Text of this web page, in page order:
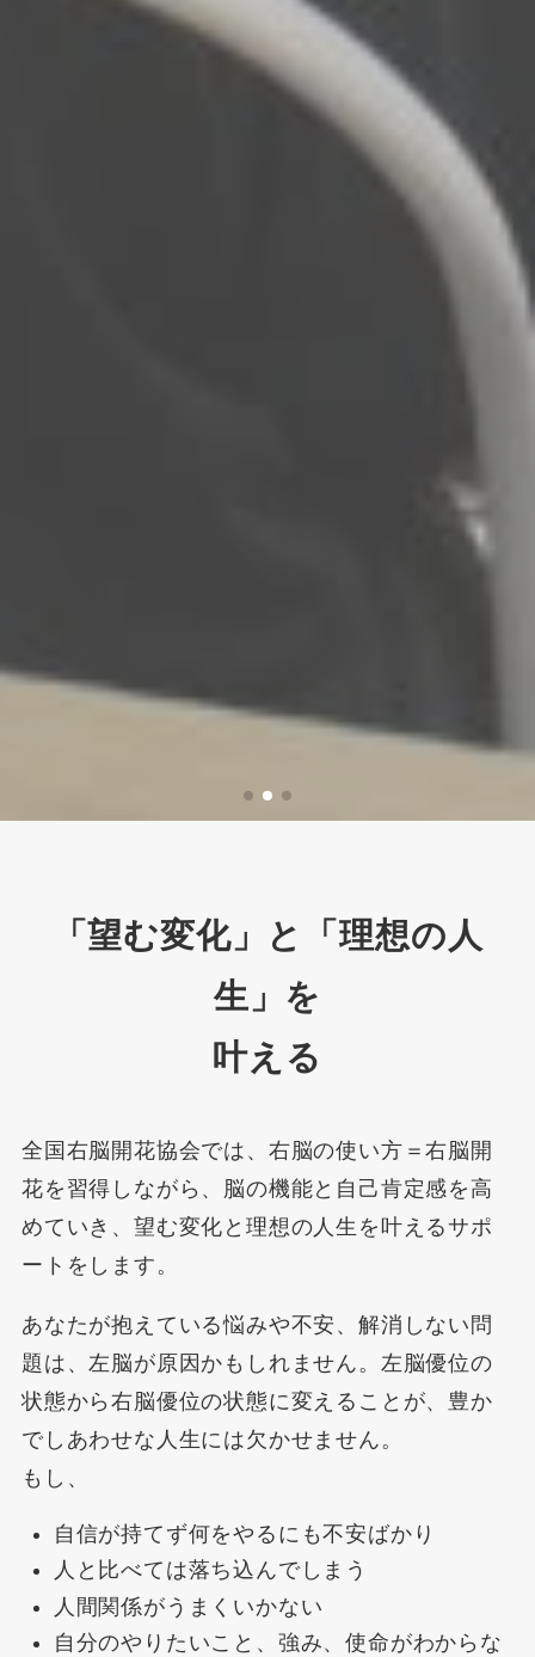
「望む変化」と「理想の人
生」を
叶える
全国右脳開花協会では、右脳の使い方＝右脳開
花を習得しながら、脳の機能と自己肯定感を高
めていき、望む変化と理想の人生を叶えるサポ
ートをします。
あなたが抱えている悩みや不安、解消しない問
題は、左脳が原因かもしれません。左脳優位の
状態から右脳優位の状態に変えることが、豊か
でしあわせな人生には欠かせません。
もし、
自信が持てず何をやるにも不安ばかり
人と比べては落ち込んでしまう
人間関係がうまくいかない
自分のやりたいこと、強み、使命がわからな